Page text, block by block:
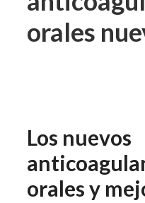
orales
Los nuevos
orales y